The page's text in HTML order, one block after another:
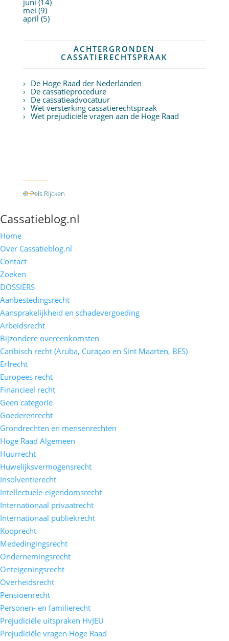
juni (14)
mei (9)
april (5)
ACHTERGRONDEN
CASSATIERECHTSPRAAK
De Hoge Raad der Nederlanden
De cassatieprocedure
De cassatieadvocatuur
Wet versterking cassatierechtspraak
Wet prejudiciële vragen aan de Hoge Raad
© Pels Rijcken
Cassatieblog.nl
Home
Over Cassatieblog.nl
Contact
Zoeken
DOSSIERS
Aanbestedingsrecht
Aansprakelijkheid en schadevergoeding
Arbeidsrecht
Bijzondere overeenkomsten
Caribisch recht (Aruba, Curaçao en Sint Maarten, BES)
Erfrecht
Europees recht
Financieel recht
Geen categorie
Goederenrecht
Grondrechten en mensenrechten
Hoge Raad Algemeen
Huurrecht
Huwelijksvermogensrecht
Insolventierecht
Intellectuele-eigendomsrecht
Internationaal privaatrecht
Internationaal publiekrecht
Kooprecht
Mededingingsrecht
Ondernemingsrecht
Onteigeningsrecht
Overheidsrecht
Pensioenrecht
Personen- en familierecht
Prejudiciële uitspraken HvJEU
Prejudiciële vragen Hoge Raad